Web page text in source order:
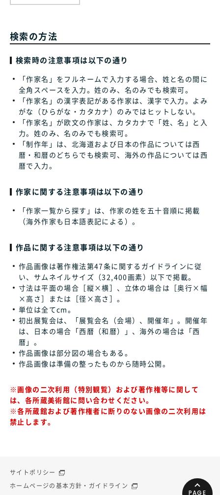
検索の方法
検索時の注意事項は以下の通り
「作家名」をフルネームで入力する場合、姓と名の間に
全角スペースを入力。姓のみ、名のみでも検索可。
「作家名」の漢字表記がある作家は、漢字で入力。よみ
がな（ひらがな・カタカナ）のみではヒットしない。
「作家名」が欧文の作家は、カタカナで「姓、名」と入
力。姓のみ、名のみでも検索可。
「制作年」は、北海道および日本の作品については西
暦・和暦のどちらでも検索可、海外の作品については西
暦で入力。
作家に関する注意事項は以下の通り
「作家一覧から探す」は、作家の姓を五十音順に掲載
（海外作家も日本語表記による）。
作品に関する注意事項は以下の通り
作品画像は著作権法第47条に関するガイドラインに従
い、サムネイルサイズ（32,400画素）以下で掲載。
寸法は平面の場合［縦×横］、立体の場合は［奥行×幅
×高さ］または［径×高さ］。
単位は全てcm。
初出展覧会は、「展覧会名（会場）、開催年」。開催年
は、日本の場合「西暦（和暦）」、海外の場合は「西
暦」。
作品画像は部分図の場合もある。
作品画像は準備の整ったものから随時公開。
※画像の二次利用（特別観覧）および著作権等に関して
は、各所蔵美術館に問い合わせください。
※各所蔵館および著作権者に断りのない画像の二次利用は
禁止します。
サイトポリシー
ホームページの基本方針・ガイドライン
PAGE